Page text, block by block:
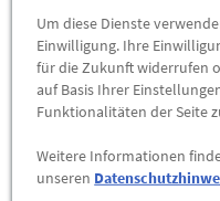
-
ZUM
Herstellerangaben:
70723 Stuttgart |Tel:
Um diese Dienste
Einwilligung. Ihre
für die Zukunft widerrufen
auf Basis Ihrer
Funktionalitäten der Seite
Weitere Informationen
unseren